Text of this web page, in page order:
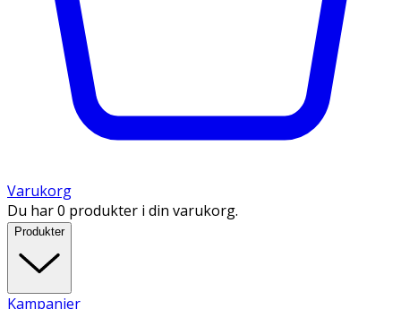
Varukorg
Du har 0 produkter i din varukorg.
Produkter
Kampanjer